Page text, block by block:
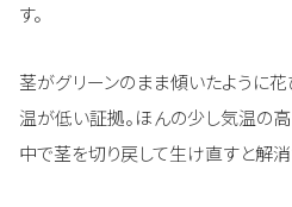
す。
茎がグリーンのまま傾いたように
温が低い証拠。ほんの少し気温の
中で茎を切り戻して生け直すと解消